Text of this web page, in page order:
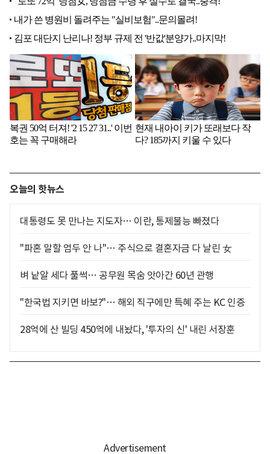
오늘의 핫뉴스
대통령도 못 만나는 지도자… 이란, 통제불능 빠졌다
"파혼 말할 엄두 안 나"… 주식으로 결혼자금 다 날린 女
벼 낱알 세다 풀썩… 공무원 목숨 앗아간 60년 관행
"한국법 지키면 바보?"… 해외 직구에만 특혜 주는 KC 인증
28억에 산 빌딩 450억에 내놨다, '투자의 신' 내린 서장훈